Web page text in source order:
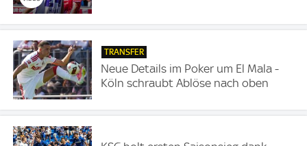
TRANSFER
Neue Details im Poker um El Mala -
Köln schraubt Ablöse nach oben